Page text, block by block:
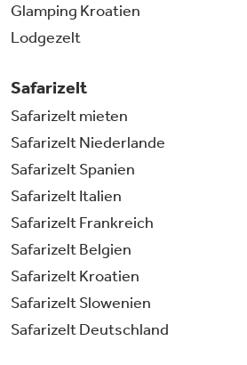
Glamping Kroatien
Lodgezelt
Safarizelt
Safarizelt mieten
Safarizelt Niederlande
Safarizelt Spanien
Safarizelt Italien
Safarizelt Frankreich
Safarizelt Belgien
Safarizelt Kroatien
Safarizelt Slowenien
Safarizelt Deutschland